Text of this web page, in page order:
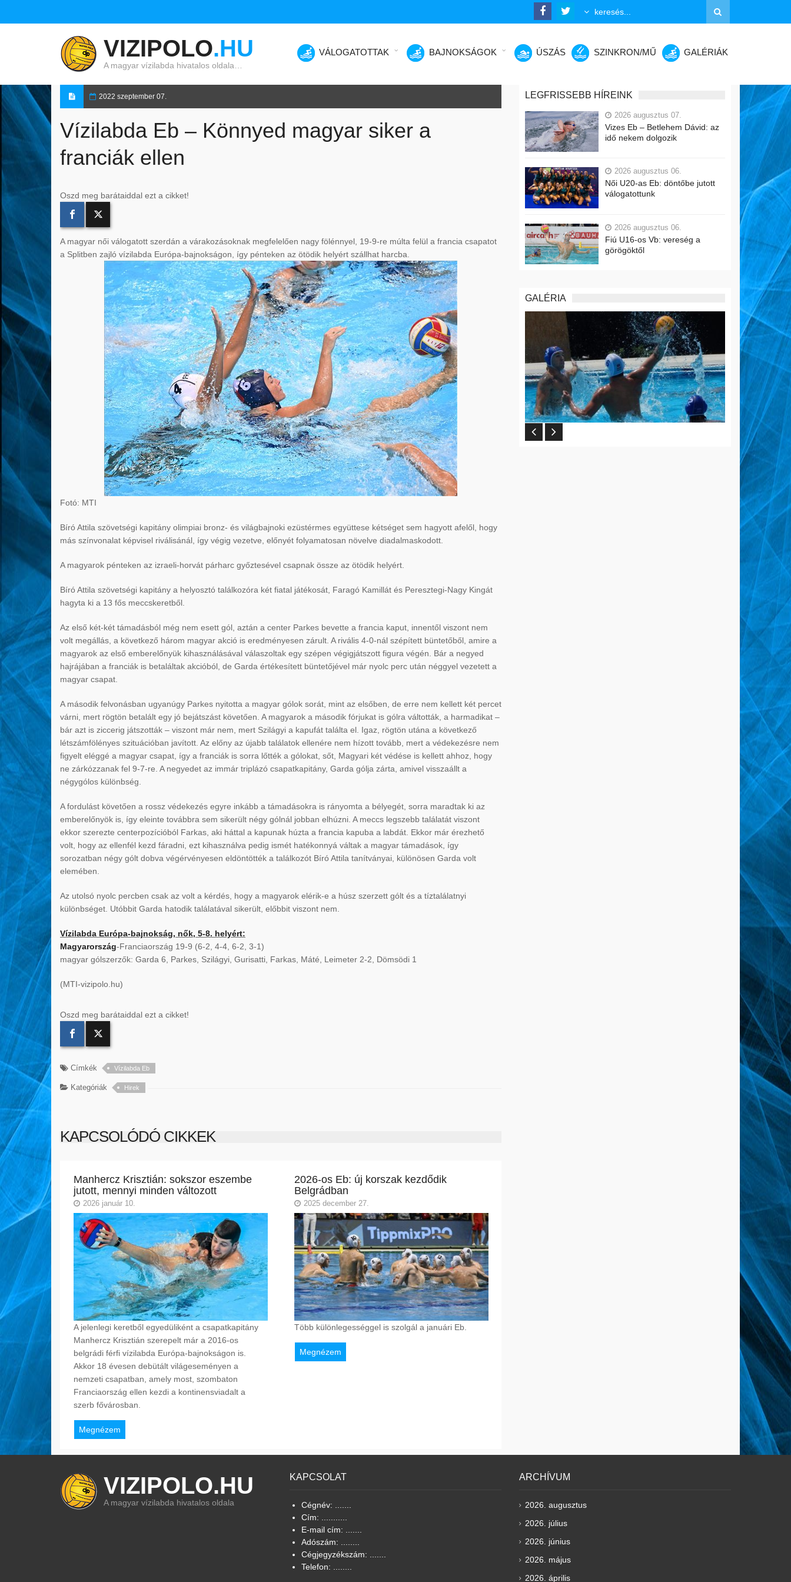
VIZIPOLO.HU
A magyar vízilabda hivatalos oldala…
VÁLOGATOTTAK BAJNOKSÁGOK ÚSZÁS SZINKRON/MŰ GALÉRIÁK
2022 szeptember 07.
Vízilabda Eb – Könnyed magyar siker a
franciák ellen
Oszd meg barátaiddal ezt a cikket!
A magyar női válogatott szerdán a várakozásoknak megfelelően nagy fölénnyel, 19-9-re múlta felül a francia csapatot
a Splitben zajló vízilabda Európa-bajnokságon, így pénteken az ötödik helyért szállhat harcba.
Fotó: MTI
Bíró Attila szövetségi kapitány olimpiai bronz- és világbajnoki ezüstérmes együttese kétséget sem hagyott afelől, hogy
más színvonalat képvisel riválisánál, így végig vezetve, előnyét folyamatosan növelve diadalmaskodott.
A magyarok pénteken az izraeli-horvát párharc győztesével csapnak össze az ötödik helyért.
Bíró Attila szövetségi kapitány a helyosztó találkozóra két fiatal játékosát, Faragó Kamillát és Peresztegi-Nagy Kingát
hagyta ki a 13 fős meccskeretből.
Az első két-két támadásból még nem esett gól, aztán a center Parkes bevette a francia kaput, innentől viszont nem
volt megállás, a következő három magyar akció is eredményesen zárult. A rivális 4-0-nál szépített büntetőből, amire a
magyarok az első emberelőnyük kihasználásával válaszoltak egy szépen végigjátszott figura végén. Bár a negyed
hajrájában a franciák is betaláltak akcióból, de Garda értékesített büntetőjével már nyolc perc után néggyel vezetett a
magyar csapat.
A második felvonásban ugyanúgy Parkes nyitotta a magyar gólok sorát, mint az elsőben, de erre nem kellett két percet
várni, mert rögtön betalált egy jó bejátszást követően. A magyarok a második fórjukat is gólra váltották, a harmadikat –
bár azt is ziccerig játszották – viszont már nem, mert Szilágyi a kapufát találta el. Igaz, rögtön utána a következő
létszámfölényes szituációban javított. Az előny az újabb találatok ellenére nem hízott tovább, mert a védekezésre nem
figyelt eléggé a magyar csapat, így a franciák is sorra lőtték a gólokat, sőt, Magyari két védése is kellett ahhoz, hogy
ne zárkózzanak fel 9-7-re. A negyedet az immár triplázó csapatkapitány, Garda gólja zárta, amivel visszaállt a
négygólos különbség.
A fordulást követően a rossz védekezés egyre inkább a támadásokra is rányomta a bélyegét, sorra maradtak ki az
emberelőnyök is, így eleinte továbbra sem sikerült négy gólnál jobban elhúzni. A meccs legszebb találatát viszont
ekkor szerezte centerpozícióból Farkas, aki háttal a kapunak húzta a francia kapuba a labdát. Ekkor már érezhető
volt, hogy az ellenfél kezd fáradni, ezt kihasználva pedig ismét hatékonnyá váltak a magyar támadások, így
sorozatban négy gólt dobva végérvényesen eldöntötték a találkozót Bíró Attila tanítványai, különösen Garda volt
elemében.
Az utolsó nyolc percben csak az volt a kérdés, hogy a magyarok elérik-e a húsz szerzett gólt és a tíztalálatnyi
különbséget. Utóbbit Garda hatodik találatával sikerült, előbbit viszont nem.
Vízilabda Európa-bajnokság, nők, 5-8. helyért:
Magyarország-Franciaország 19-9 (6-2, 4-4, 6-2, 3-1)
magyar gólszerzők: Garda 6, Parkes, Szilágyi, Gurisatti, Farkas, Máté, Leimeter 2-2, Dömsödi 1
(MTI-vizipolo.hu)
Oszd meg barátaiddal ezt a cikket!
Címkék Vízilabda Eb
Kategóriák Hirek
KAPCSOLÓDÓ CIKKEK
Manhercz Krisztián: sokszor eszembe
jutott, mennyi minden változott
2026 január 10.
A jelenlegi keretből egyedüliként a csapatkapitány
Manhercz Krisztián szerepelt már a 2016-os
belgrádi férfi vízilabda Európa-bajnokságon is.
Akkor 18 évesen debütált világeseményen a
nemzeti csapatban, amely most, szombaton
Franciaország ellen kezdi a kontinensviadalt a
szerb fővárosban.
Megnézem
2026-os Eb: új korszak kezdődik
Belgrádban
2025 december 27.
Több különlegességgel is szolgál a januári Eb.
Megnézem
LEGFRISSEBB HÍREINK
2026 augusztus 07.
Vizes Eb – Betlehem Dávid: az
idő nekem dolgozik
2026 augusztus 06.
Női U20-as Eb: döntőbe jutott
válogatottunk
2026 augusztus 06.
Fiú U16-os Vb: vereség a
görögöktől
GALÉRIA
VIZIPOLO.HU
A magyar vízilabda hivatalos oldala
KAPCSOLAT
Cégnév: .......
Cím: ...........
E-mail cím: .......
Adószám: ........
Cégjegyzékszám: .......
Telefon: ........
ARCHÍVUM
2026. augusztus
2026. július
2026. június
2026. május
2026. április